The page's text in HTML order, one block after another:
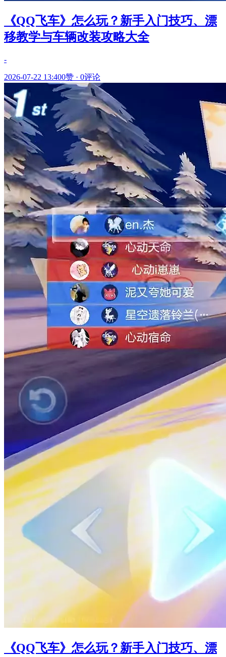
《QQ飞车》怎么玩？新手入门技巧、漂
移教学与车辆改装攻略大全
-
2026-07-22 13:400赞 · 0评论
《QQ飞车》怎么玩？新手入门技巧、漂